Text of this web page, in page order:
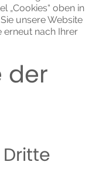
„Cookies“ oben in
unsere Website
nach Ihrer
der